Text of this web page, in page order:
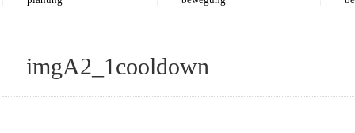
imgA2_1cooldown